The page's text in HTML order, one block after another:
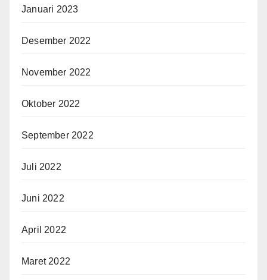
Januari 2023
Desember 2022
November 2022
Oktober 2022
September 2022
Juli 2022
Juni 2022
April 2022
Maret 2022